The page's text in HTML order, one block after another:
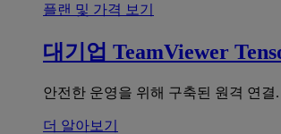
플랜 및 가격 보기
대기업 TeamViewer
안전한 운영을 위해 구축된 원격 연결.
더 알아보기